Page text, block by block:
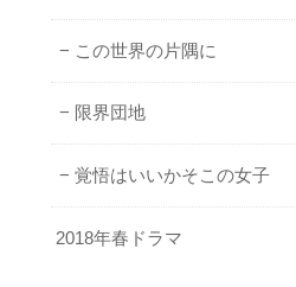
この世界の片隅に
限界団地
覚悟はいいかそこの女子
2018年春ドラマ